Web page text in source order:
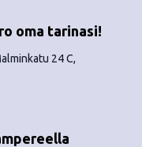
oma tarinasi!
24 C,